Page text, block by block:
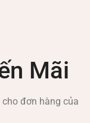
Mãi
cho đơn hàng của